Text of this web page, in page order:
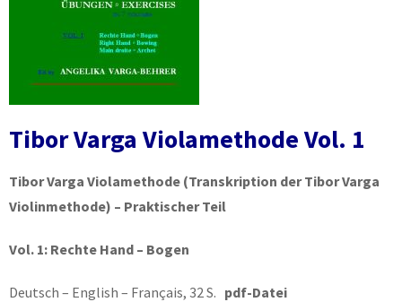
Tibor Varga Violamethode Vol. 1
Tibor Varga Violamethode (Transkription der Tibor Varga
Violinmethode) – Praktischer Teil
Vol. 1: Rechte Hand – Bogen
Deutsch – English – Français, 32 S. pdf-Datei